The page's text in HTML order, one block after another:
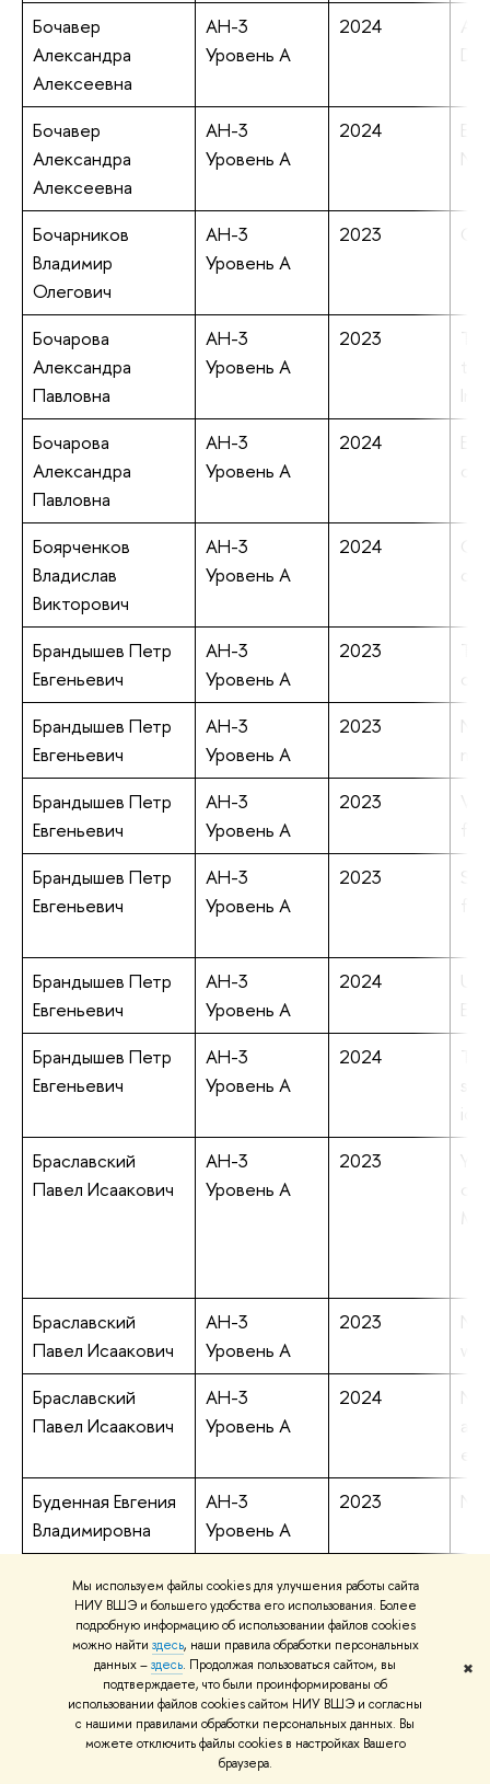
Мы используем файлы cookies для улучшения работы сайта
НИУ ВШЭ и большего удобства его использования. Более
подробную информацию об использовании файлов cookies
можно найти здесь, наши правила обработки персональных
данных –здесь. Продолжая пользоваться сайтом, вы
подтверждаете, что были проинформированы об
использовании файлов cookies сайтом НИУ ВШЭ и согласны
с нашими правилами обработки персональных данных. Вы
можете отключить файлы cookies в настройках Вашего
браузера.
✖
Бочавер
Александра
Алексеевна
АН-3
Уровень А
2024
A
Бочавер
Александра
Алексеевна
АН-3
Уровень А
2024
Бочарников
Владимир
Олегович
АН-3
Уровень А
2023
Бочарова
Александра
Павловна
АН-3
Уровень А
2023
Бочарова
Александра
Павловна
АН-3
Уровень А
2024
Боярченков
Владислав
Викторович
АН-3
Уровень А
2024
Брандышев Петр
Евгеньевич
АН-3
Уровень А
2023
Брандышев Петр
Евгеньевич
АН-3
Уровень А
2023
Брандышев Петр
Евгеньевич
АН-3
Уровень А
2023
Брандышев Петр
Евгеньевич
АН-3
Уровень А
2023
Брандышев Петр
Евгеньевич
АН-3
Уровень А
2024
Брандышев Петр
Евгеньевич
АН-3
Уровень А
2024
Браславский
Павел Исаакович
АН-3
Уровень А
2023
of
Браславский
Павел Исаакович
АН-3
Уровень А
2023
Браславский
Павел Исаакович
АН-3
Уровень А
2024
Буденная Евгения
Владимировна
АН-3
Уровень А
2023
Будков Юрий
Алексеевич
АН-3
Уровень А
2023
Будков Юрий
Алексеевич
АН-3
Уровень А
2023
Будков Юрий
АН-3
2023